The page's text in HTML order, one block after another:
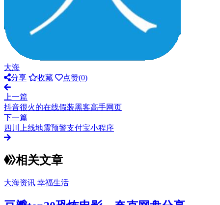
大海
分享
收藏 点赞(0)
上一篇
抖音很火的在线假装黑客高手网页
下一篇
四川上线地震预警支付宝小程序
相关文章
大海资讯 幸福生活